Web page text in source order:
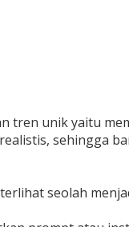
tren unik yaitu
sehingga
seolah